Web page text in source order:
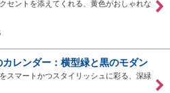
セントを添えてくれる、黄色がおしゃれな
カレンダー：横型緑と黒のモダン
スマートかつスタイリッシュに彩る、深緑